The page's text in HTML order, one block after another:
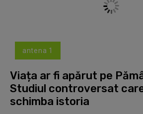
antena 1
Viața ar fi apărut pe
Studiul controversat
schimba istoria